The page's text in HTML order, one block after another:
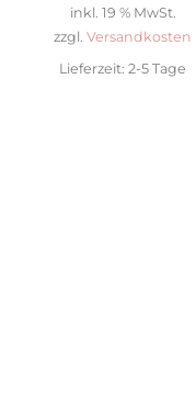
inkl. 19 % MwSt.
zzgl. Versandkosten
Lieferzeit: 2-5 Tage